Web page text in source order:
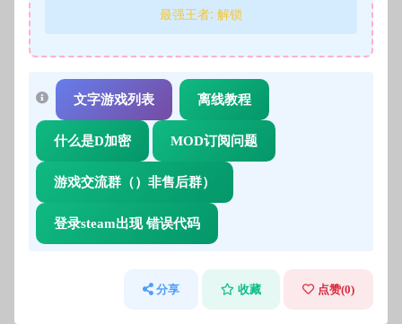
最强王者: 解锁
文字游戏列表 离线教程
什么是D加密 MOD订阅问题
游戏交流群（）非售后群）
登录steam出现 错误代码
分享 收藏 点赞(0)